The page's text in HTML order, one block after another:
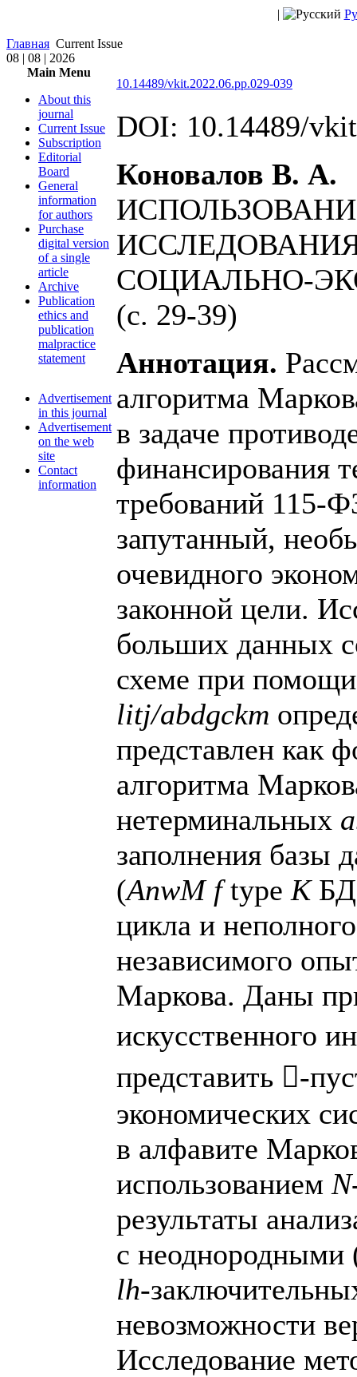
|
Главная Current Issue
08 | 08 | 2026
Main Menu
About this
journal
Current Issue
Subscription
Editorial
Board
General
information
for authors
Purchase
digital version
of a single
article
Archive
Publication
ethics and
publication
malpractice
statement
Advertisement
in this journal
Advertisement
on the web
site
Contact
information
10.14489/vkit.2022.06.pp.029-039
DOI: 10.14489/
Коновалов В. А.
СОЦИАЛЬНО-
(с. 29-39)
Аннотация.
алгоритма
в задаче
финансирования
требований 115-
запутанный,
очевидного
законной цели.
больших данных
схеме при
litj/abdgckm
представлен как
алгоритма
нетерминальных a
заполнения базы
(AnwM ftype KБД
цикла и
независимого
Маркова. Даны
искусственного
представить -
экономических
в алфавите
использованием N
результаты
с неоднородными
lh-
невозможности
Исследование